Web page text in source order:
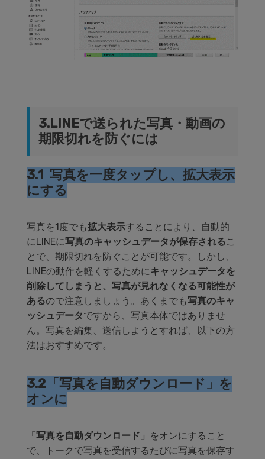
3.LINEで送られた写真・動画の
期限切れを防ぐには
3.1 写真を一度タップし、拡大表示
にする
写真を1度でも拡大表示することにより、自動的
にLINEに写真のキャッシュデータが保存されるこ
とで、期限切れを防ぐことが可能です。しかし、
LINEの動作を軽くするためにキャッシュデータを
削除してしまうと、写真が見れなくなる可能性が
あるので注意しましょう。あくまでも写真のキャ
ッシュデータですから、写真本体ではありませ
ん。写真を編集、送信しようとすれば、以下の方
法はおすすめです。
3.2「写真を自動ダウンロード」を
オンに
「写真を自動ダウンロード」 をオンにすること
で、トークで写真を受信するたびに写真を保存す